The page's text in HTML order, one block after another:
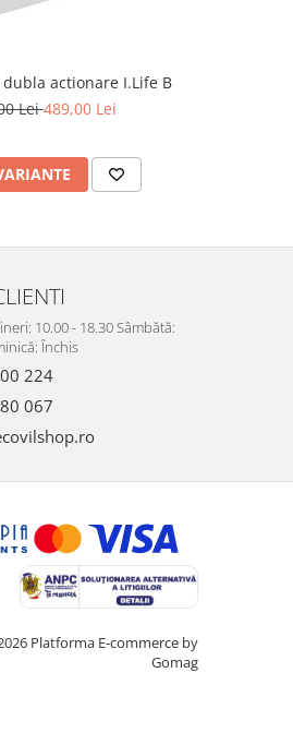
dubla actionare I.Life B
Lei489,00 Lei
10.00 - 18.30 Sâmbătă:
Închis
224
067
Platforma E-commerce by
Gomag